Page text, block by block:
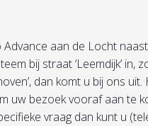
Advance aan de Locht
bij straat ‘Leemdijk’ in,
dan komt u bij ons
uw bezoek vooraf aan te
vraag dan kunt u